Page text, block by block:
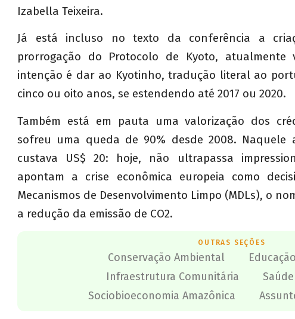
Izabella Teixeira.
Já está incluso no texto da conferência a
prorrogação do Protocolo de Kyoto, atualmente
intenção é dar ao Kyotinho, tradução literal ao
cinco ou oito anos, se estendendo até 2017 ou 2020.
Também está em pauta uma valorização dos
sofreu uma queda de 90% desde 2008. Naquele
custava US$ 20: hoje, não ultrapassa
apontam a crise econômica europeia como
Mecanismos de Desenvolvimento Limpo (MDLs), o
a redução da emissão de CO2.
OUTRAS SEÇÕES
Conservação Ambiental
Infraestrutura Comunitária
Sociobioeconomia Amazônica